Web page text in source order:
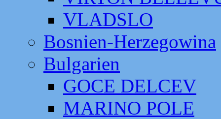
VLADSLO
Bosnien-Herzegowina
Bulgarien
GOCE DELCEV
MARINO POLE